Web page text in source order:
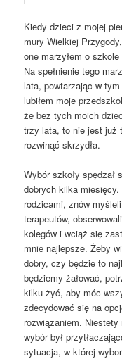
Kiedy dzieci z mojej
mury Wielkiej
one marzyłem o
Na spełnienie tego
lata, powtarzając w
lubiłem moje
że bez tych moich
trzy lata, to nie jest już
rozwinąć skrzydła.
Wybór szkoły spędzał
dobrych kilka
rodzicami, znów
terapeutów,
kolegów i wciąż się
mnie najlepsze.Żeby
dobry, czy będzie to
będziemy żałować,
kilku żyć, aby móc
zdecydować się na
rozwiązaniem.
wybór był
sytuacja, w której